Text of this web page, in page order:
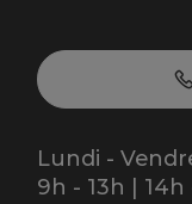
Lundi -
9h - 13h | 14h